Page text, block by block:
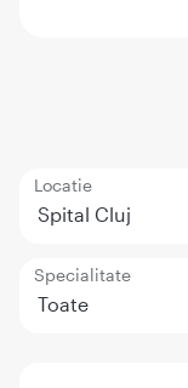
Locatie
Spital Cluj
Specialitate
Toate